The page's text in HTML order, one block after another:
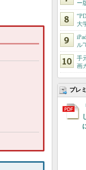
ー
大
ル
手
画
プレ